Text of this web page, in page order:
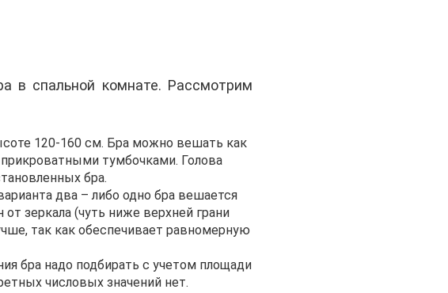
в спальной комнате. Рассмотрим
120-160 см. Бра можно вешать как
тумбочками. Голова
бра.
два – либо одно бра вешается
зеркала (чуть ниже верхней грани
так как обеспечивает равномерную
бра надо подбирать с учетом площади
числовых значений нет.